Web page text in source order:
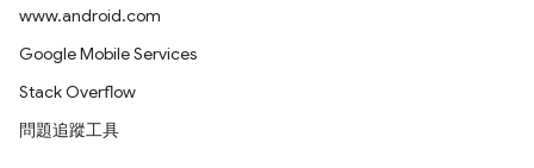
www.android.com
Google Mobile Services
Stack Overflow
問題追蹤工具